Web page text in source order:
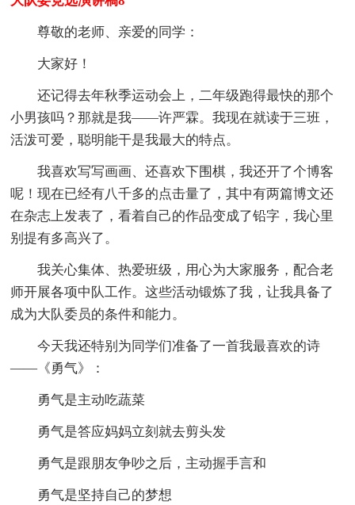
尊敬的老师、亲爱的同学：
大家好！
还记得去年秋季运动会上，二年级跑得最快的那个
小男孩吗？那就是我——许严霖。我现在就读于三班，
活泼可爱，聪明能干是我最大的特点。
我喜欢写写画画、还喜欢下围棋，我还开了个博客
呢！现在已经有八千多的点击量了，其中有两篇博文还
在杂志上发表了，看着自己的作品变成了铅字，我心里
别提有多高兴了。
我关心集体、热爱班级，用心为大家服务，配合老
师开展各项中队工作。这些活动锻炼了我，让我具备了
成为大队委员的条件和能力。
今天我还特别为同学们准备了一首我最喜欢的诗
——《勇气》：
勇气是主动吃蔬菜
勇气是答应妈妈立刻就去剪头发
勇气是跟朋友争吵之后，主动握手言和
勇气是坚持自己的梦想